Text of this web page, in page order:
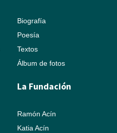
Biografía
Poesía
Textos
Álbum de fotos
La Fundación
Ramón Acín
Katia Acín